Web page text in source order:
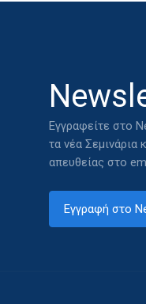
Εγγραφείτε στο
τα νέα
απευθείας στο
Εγγραφή στο